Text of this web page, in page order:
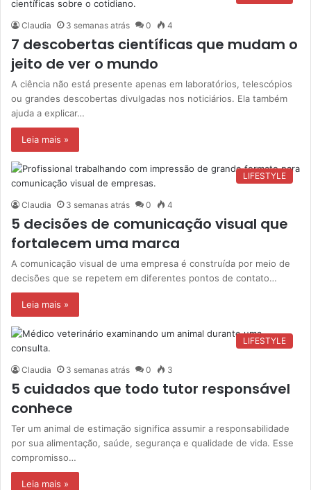
Claudia 3 semanas atrás 0 4
7 descobertas científicas que mudam o
jeito de ver o mundo
A ciência não está presente apenas em laboratórios, telescópios
ou grandes descobertas divulgadas nos noticiários. Ela também
ajuda a explicar…
Leia mais »
LIFESTYLE
Claudia 3 semanas atrás 0 4
5 decisões de comunicação visual que
fortalecem uma marca
A comunicação visual de uma empresa é construída por meio de
decisões que se repetem em diferentes pontos de contato…
Leia mais »
LIFESTYLE
Claudia 3 semanas atrás 0 3
5 cuidados que todo tutor responsável
conhece
Ter um animal de estimação significa assumir a responsabilidade
por sua alimentação, saúde, segurança e qualidade de vida. Esse
compromisso…
Leia mais »